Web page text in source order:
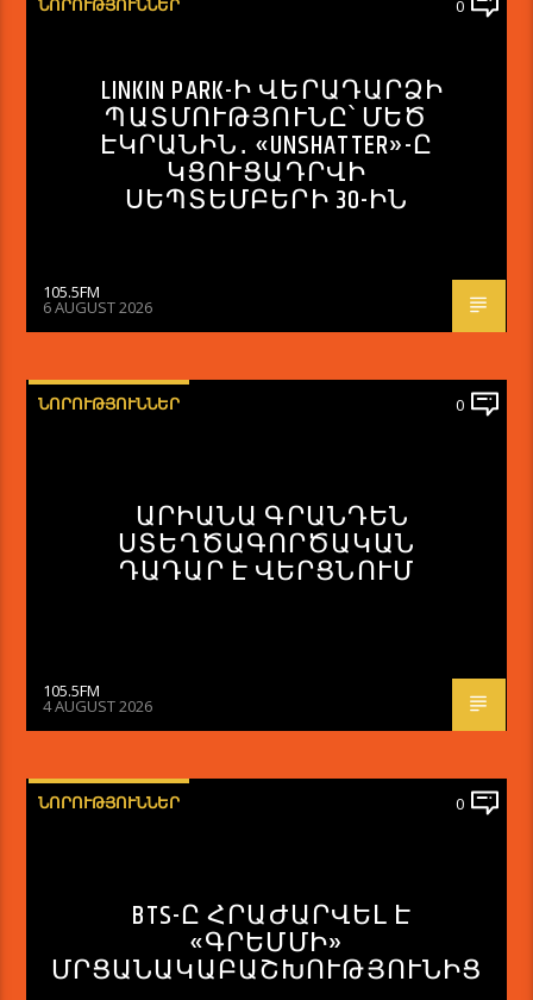
0
LINKIN PARK-Ի ՎԵՐԱԴԱՐՁԻ
ՊԱՏՄՈՒԹՅՈՒՆԸ՝ ՄԵԾ
ԷԿՐԱՆԻՆ․ «UNSHATTER»-Ը
ԿՑՈՒՑԱԴՐՎԻ
ՍԵՊՏԵՄԲԵՐԻ 30-ԻՆ
105.5FM
6 AUGUST 2026
ՆՈՐՈՒԹՅՈՒՆՆԵՐ 0
ԱՐԻԱՆԱ ԳՐԱՆԴԵՆ
ՍՏԵՂԾԱԳՈՐԾԱԿԱՆ
ԴԱԴԱՐ Է ՎԵՐՑՆՈՒՄ
105.5FM
4 AUGUST 2026
ՆՈՐՈՒԹՅՈՒՆՆԵՐ 0
BTS-Ը ՀՐԱԺԱՐՎԵԼ Է
«ԳՐԵՄՄԻ»
ՄՐՑԱՆԱԿԱԲԱՇԽՈՒԹՅՈՒՆԻՑ